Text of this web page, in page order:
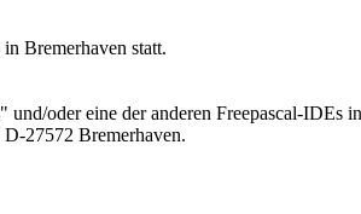
Bremerhaven statt.
oder eine der anderen Freepascal-IDEs
D-27572 Bremerhaven.